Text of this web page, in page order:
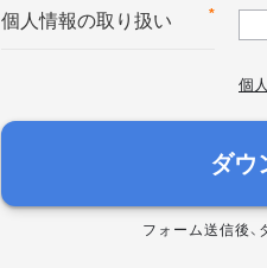
*
個人情報の取り扱い
個
ダウ
フォーム送信後